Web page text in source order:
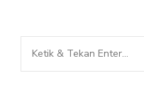
Mencari
Sesuatu?